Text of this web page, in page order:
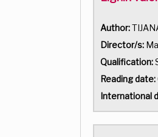
Author:
Director/s:
Qualification:
Reading date:
International